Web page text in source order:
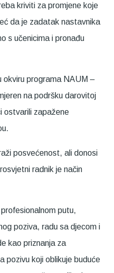
kriviti za promjene koje
da je zadatak nastavnika
s učenicima i pronađu
okviru programa NAUM –
na podršku darovitoj
ostvarili zapažene
posvećenost, ali donosi
radnik je način
putu,
poziva, radu sa djecom i
kao priznanja za
pozivu koji oblikuje buduće